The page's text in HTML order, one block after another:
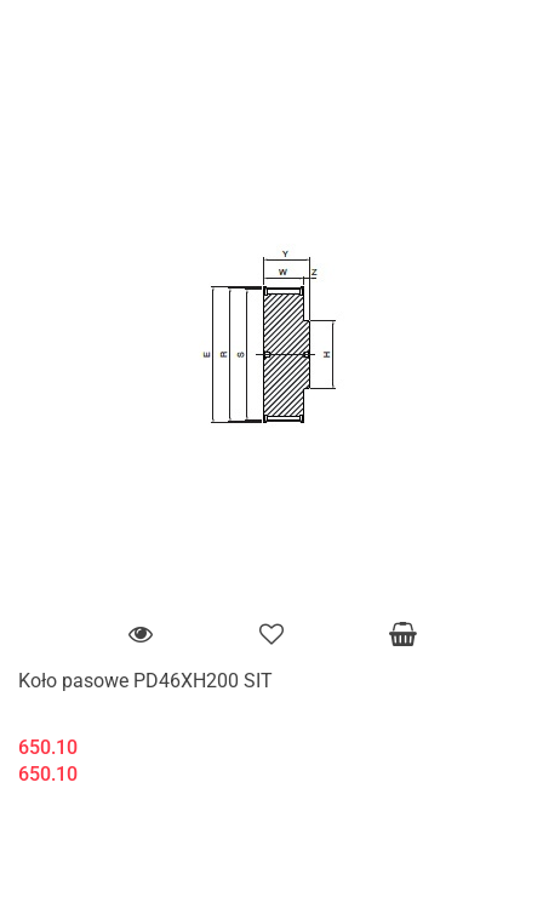
Koło pasowe PD46XH200 SIT
650.10
650.10